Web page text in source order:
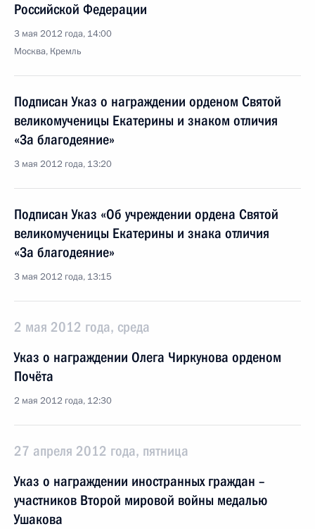
Российской Федерации
3 мая 2012 года, 14:00
Москва, Кремль
Подписан Указ о награждении орденом Святой
великомученицы Екатерины и знаком отличия
«За благодеяние»
3 мая 2012 года, 13:20
Подписан Указ «Об учреждении ордена Святой
великомученицы Екатерины и знака отличия
«За благодеяние»
3 мая 2012 года, 13:15
2 мая 2012 года, среда
Указ о награждении Олега Чиркунова орденом
Почёта
2 мая 2012 года, 12:30
27 апреля 2012 года, пятница
Указ о награждении иностранных граждан –
участников Второй мировой войны медалью
Ушакова